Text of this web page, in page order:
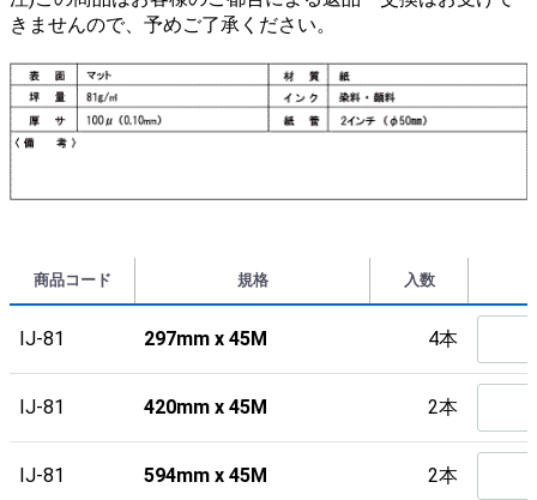
きませんので、予めご了承ください。
商品コード 規格 入数
IJ-81 297mm x 45M 4本
IJ-81 420mm x 45M 2本
IJ-81 594mm x 45M 2本